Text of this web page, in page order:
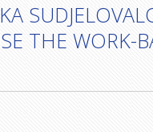
THE WORK-